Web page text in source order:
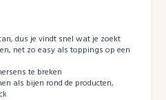
dus je vindt snel wat je zoekt
net zo easy als toppings op een
te breken
als bijen rond de producten,